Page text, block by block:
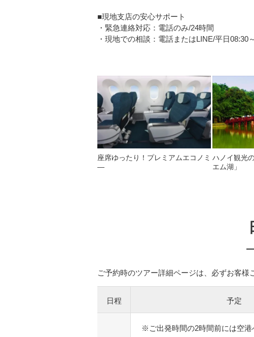
■現地支店の安心サポート
・緊急連絡対応：電話のみ/24時間
・現地での相談：電話またはLINE/平日08:30
座席ゆったり！プレミアムエコノミ
―
ハノイ観光
エム湖」
ご予約時のツアー詳細ページは、必ずお客様
日程 予定
※ご出発時間の2時間前には空港